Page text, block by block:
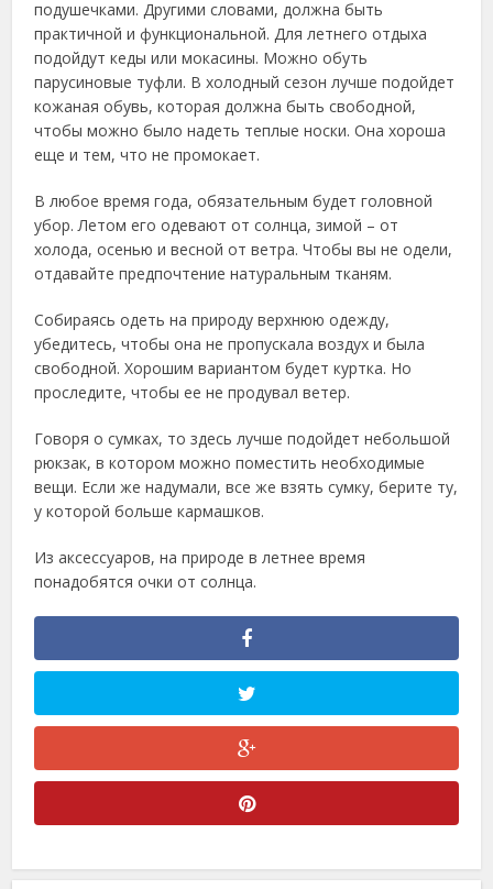
подушечками. Другими словами, должна быть
практичной и функциональной. Для летнего отдыха
подойдут кеды или мокасины. Можно обуть
парусиновые туфли. В холодный сезон лучше подойдет
кожаная обувь, которая должна быть свободной,
чтобы можно было надеть теплые носки. Она хороша
еще и тем, что не промокает.
В любое время года, обязательным будет головной
убор. Летом его одевают от солнца, зимой – от
холода, осенью и весной от ветра. Чтобы вы не одели,
отдавайте предпочтение натуральным тканям.
Собираясь одеть на природу верхнюю одежду,
убедитесь, чтобы она не пропускала воздух и была
свободной. Хорошим вариантом будет куртка. Но
проследите, чтобы ее не продувал ветер.
Говоря о сумках, то здесь лучше подойдет небольшой
рюкзак, в котором можно поместить необходимые
вещи. Если же надумали, все же взять сумку, берите ту,
у которой больше кармашков.
Из аксессуаров, на природе в летнее время
понадобятся очки от солнца.